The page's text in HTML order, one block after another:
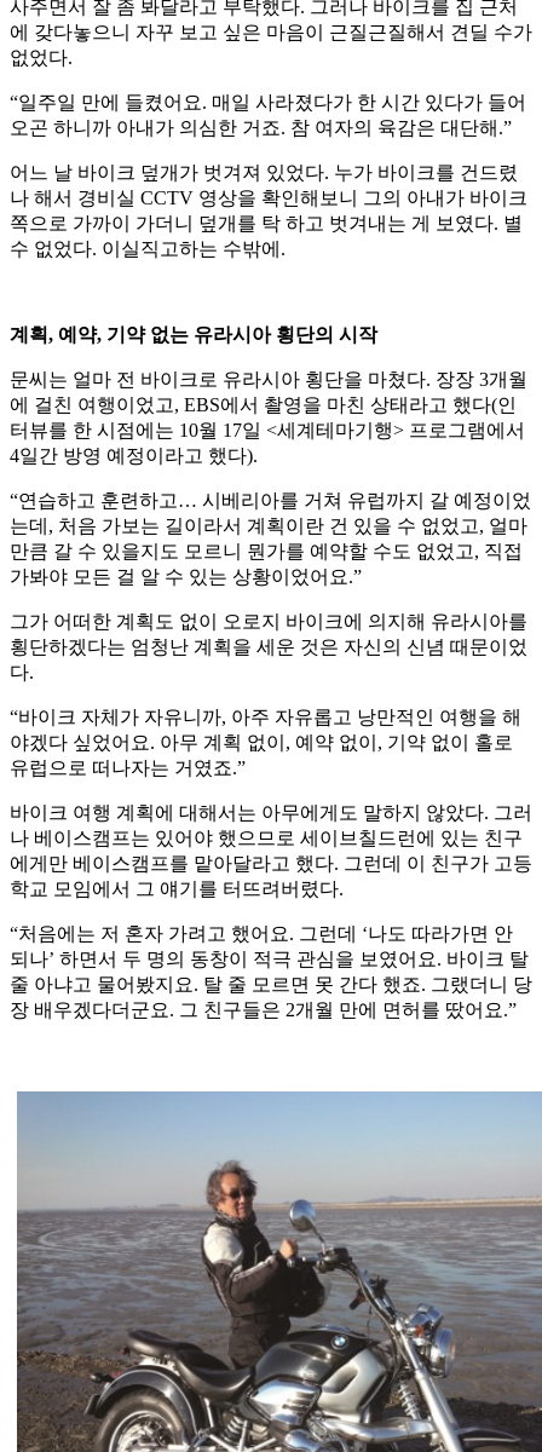
사주면서 잘 좀 봐달라고 부탁했다. 그러나 바이크를 집 근처
에 갖다놓으니 자꾸 보고 싶은 마음이 근질근질해서 견딜 수가
없었다.
“일주일 만에 들켰어요. 매일 사라졌다가 한 시간 있다가 들어
오곤 하니까 아내가 의심한 거죠. 참 여자의 육감은 대단해.”
어느 날 바이크 덮개가 벗겨져 있었다. 누가 바이크를 건드렸
나 해서 경비실 CCTV 영상을 확인해보니 그의 아내가 바이크
쪽으로 가까이 가더니 덮개를 탁 하고 벗겨내는 게 보였다. 별
수 없었다. 이실직고하는 수밖에.
계획, 예약, 기약 없는 유라시아 횡단의 시작
문씨는 얼마 전 바이크로 유라시아 횡단을 마쳤다. 장장 3개월
에 걸친 여행이었고, EBS에서 촬영을 마친 상태라고 했다(인
터뷰를 한 시점에는 10월 17일 <세계테마기행> 프로그램에서
4일간 방영 예정이라고 했다).
“연습하고 훈련하고… 시베리아를 거쳐 유럽까지 갈 예정이었
는데, 처음 가보는 길이라서 계획이란 건 있을 수 없었고, 얼마
만큼 갈 수 있을지도 모르니 뭔가를 예약할 수도 없었고, 직접
가봐야 모든 걸 알 수 있는 상황이었어요.”
그가 어떠한 계획도 없이 오로지 바이크에 의지해 유라시아를
횡단하겠다는 엄청난 계획을 세운 것은 자신의 신념 때문이었
다.
“바이크 자체가 자유니까, 아주 자유롭고 낭만적인 여행을 해
야겠다 싶었어요. 아무 계획 없이, 예약 없이, 기약 없이 홀로
유럽으로 떠나자는 거였죠.”
바이크 여행 계획에 대해서는 아무에게도 말하지 않았다. 그러
나 베이스캠프는 있어야 했으므로 세이브칠드런에 있는 친구
에게만 베이스캠프를 맡아달라고 했다. 그런데 이 친구가 고등
학교 모임에서 그 얘기를 터뜨려버렸다.
“처음에는 저 혼자 가려고 했어요. 그런데 ‘나도 따라가면 안
되나’ 하면서 두 명의 동창이 적극 관심을 보였어요. 바이크 탈
줄 아냐고 물어봤지요. 탈 줄 모르면 못 간다 했죠. 그랬더니 당
장 배우겠다더군요. 그 친구들은 2개월 만에 면허를 땄어요.”